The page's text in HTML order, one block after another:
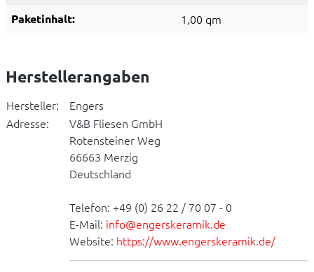
Paketinhalt: 1,00 qm
Herstellerangaben
Hersteller:
Engers
Adresse:
V&B Fliesen GmbH
Rotensteiner Weg
66663 Merzig
Deutschland
Telefon: +49 (0) 26 22 / 70 07 - 0
E-Mail: info@engerskeramik.de
Website: https://www.engerskeramik.de/